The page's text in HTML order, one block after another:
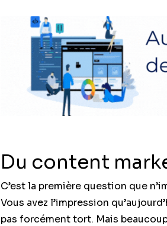
Du content
C’est la première question que
Vous avez l’impression
pas forcément tort. Mais